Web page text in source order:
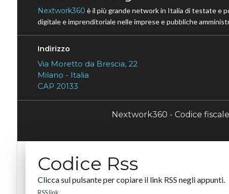
Nextwork360 è il più grande network in Italia di testate e
digitale e imprenditoriale nelle imprese e pubbliche
Indirizzo
Via Moretto da Brescia, 22
Milano - Italia
CAP 20133
Nextwork360 - Codice
Codice Rss
Clicca sul pulsante per copiare il link RSS negli appunti.